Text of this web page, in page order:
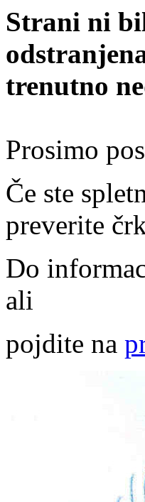
Strani ni
trenutno
Prosimo
Če ste
preverite
Do
ali
pojdite na